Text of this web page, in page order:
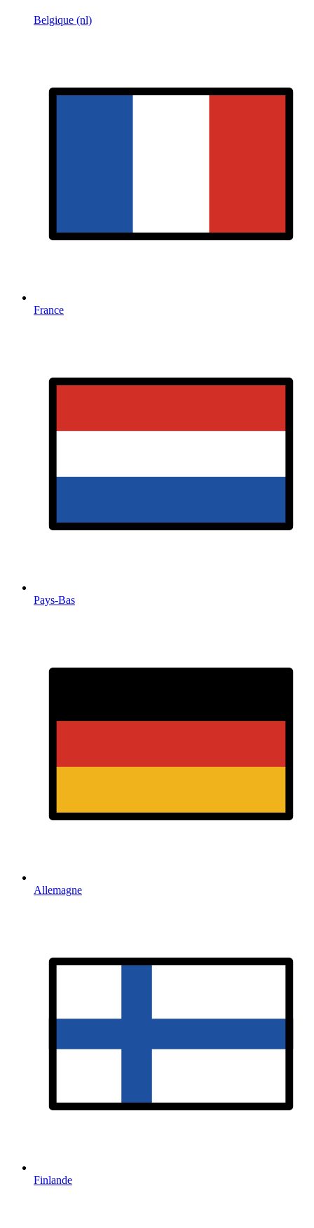
Belgique (nl)
France
Pays-Bas
Allemagne
Finlande